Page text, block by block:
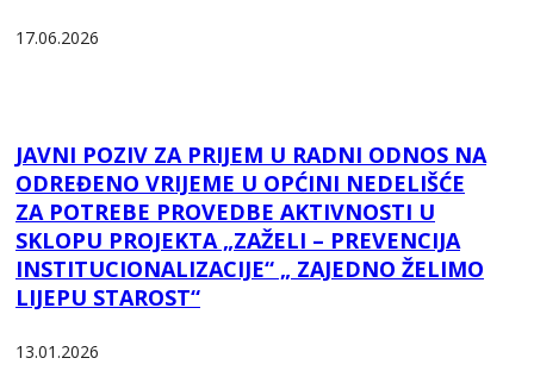
17.06.2026
JAVNI POZIV ZA PRIJEM U RADNI ODNOS NA
ODREĐENO VRIJEME U OPĆINI NEDELIŠĆE
ZA POTREBE PROVEDBE AKTIVNOSTI U
SKLOPU PROJEKTA „ZAŽELI – PREVENCIJA
INSTITUCIONALIZACIJE“ „ ZAJEDNO ŽELIMO
LIJEPU STAROST“
13.01.2026